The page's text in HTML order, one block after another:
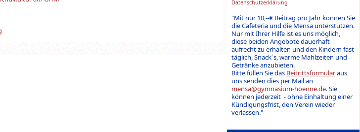
Datenschutzerklärung
"Mit nur 10,--€ Beitrag pro Jahr können Sie
die Cafeteria und die Mensa unterstützen.
Nur mit Ihrer Hilfe ist es uns möglich,
diese beiden Angebote dauerhaft
aufrecht zu erhalten und den Kindern fast
täglich, Snack´s, warme Mahlzeiten und
Getränke anzubieten.
Bitte füllen Sie das Beitrittsformularaus
uns senden dies per Mail an
mensa@gymnasium-hoenne.de. Sie
können jederzeit - ohne Einhaltung einer
Kündigungsfrist, den Verein wieder
verlassen."